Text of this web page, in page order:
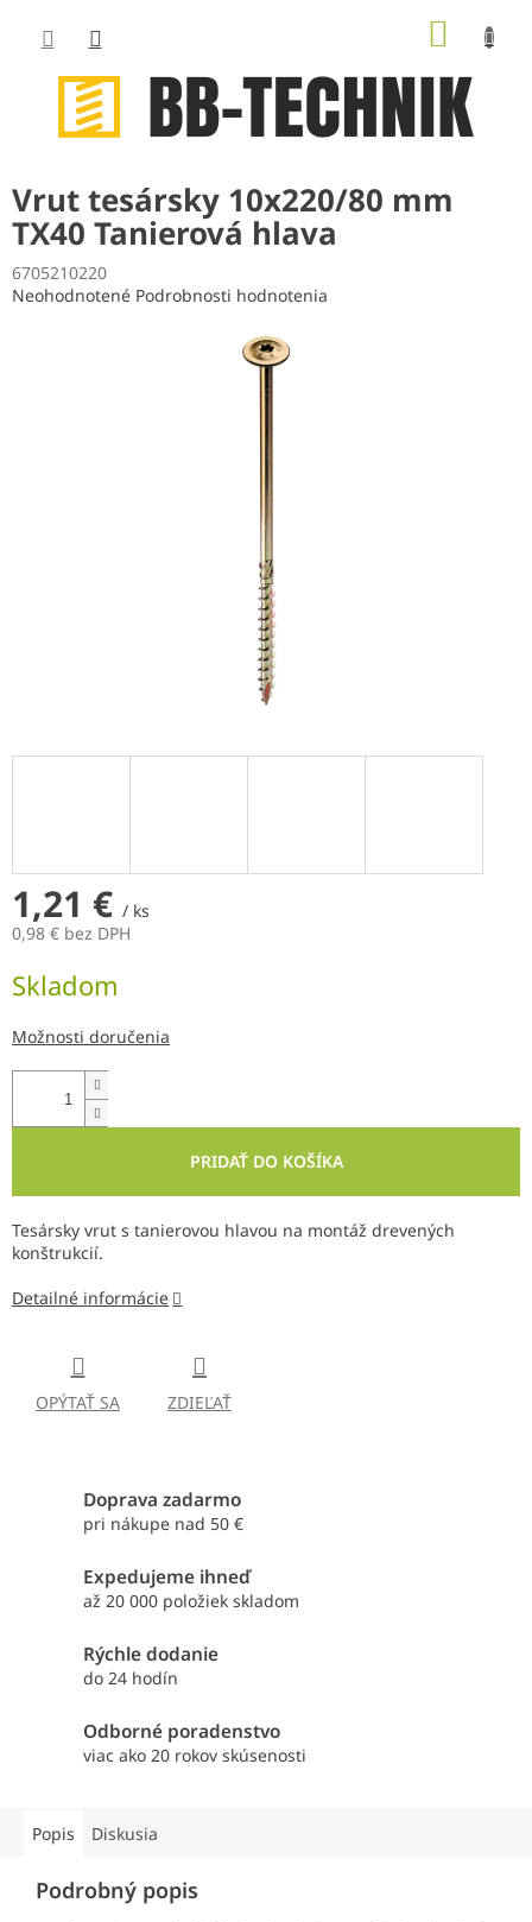
obsah
Vrut tesársky 10x220/80 mm
TX40 Tanierová hlava
6705210220
Priemerné
Neohodnotené Podrobnosti hodnotenia
1,21 € / ks
0,98 € bez DPH
cena:
Skladom
Možnosti doručenia
PRIDAŤ DO KOŠÍKA
Tesársky vrut s tanierovou hlavou na montáž drevených
konštrukcií.
Detailné informácie
OPÝTAŤ SA ZDIEĽAŤ
Doprava zadarmo
pri nákupe nad 50 €
Expedujeme ihneď
až 20 000 položiek skladom
Rýchle dodanie
do 24 hodín
Odborné poradenstvo
viac ako 20 rokov skúsenosti
Popis Diskusia
Podrobný popis